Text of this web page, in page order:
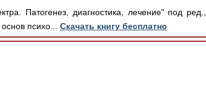
Патогенез, диагностика, лечение" под ред.,
психо... Скачать книгу бесплатно